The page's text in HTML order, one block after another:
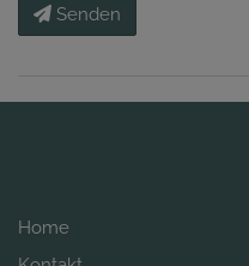
Senden
Home